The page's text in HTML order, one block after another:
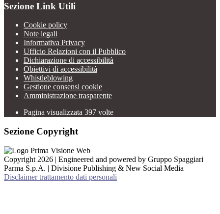
Sezione Link Utili
Cookie policy
Note legali
Informativa Privacy
Ufficio Relazioni con il Pubblico
Dichiarazione di accessibilità
Obiettivi di accessibilità
Whistleblowing
Gestione consensi cookie
Amministrazione trasparente
Pagina visualizzata 397 volte
Sezione Copyright
Copyright 2026 | Engineered and powered by Gruppo Spaggiari
Parma S.p.A. | Divisione Publishing & New Social Media
Disclaimer trattamento dati personali